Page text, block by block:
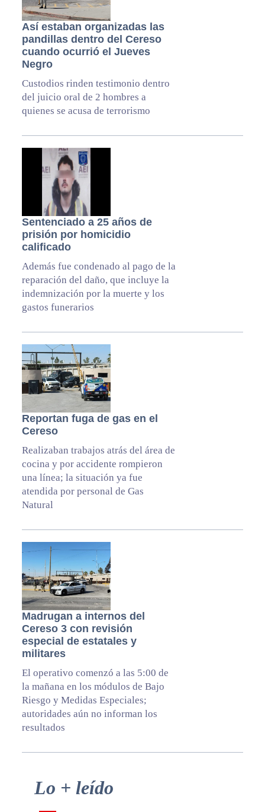
Así estaban organizadas las
pandillas dentro del Cereso
cuando ocurrió el Jueves
Negro
Custodios rinden testimonio dentro
del juicio oral de 2 hombres a
quienes se acusa de terrorismo
Sentenciado a 25 años de
prisión por homicidio
calificado
Además fue condenado al pago de la
reparación del daño, que incluye la
indemnización por la muerte y los
gastos funerarios
Reportan fuga de gas en el
Cereso
Realizaban trabajos atrás del área de
cocina y por accidente rompieron
una línea; la situación ya fue
atendida por personal de Gas
Natural
Madrugan a internos del
Cereso 3 con revisión
especial de estatales y
militares
El operativo comenzó a las 5:00 de
la mañana en los módulos de Bajo
Riesgo y Medidas Especiales;
autoridades aún no informan los
resultados
Primary
Lo + leído